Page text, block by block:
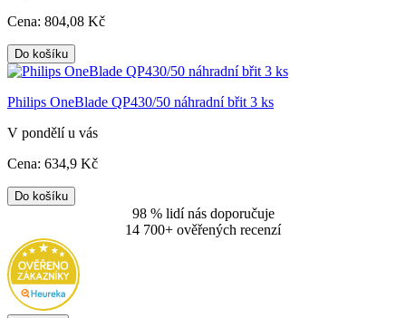
Cena: 804,08 Kč
Do košíku
Philips OneBlade QP430/50 náhradní břit 3 ks
V pondělí u vás
Cena: 634,9 Kč
Do košíku
98 % lidí nás doporučuje
14 700+ ověřených recenzí